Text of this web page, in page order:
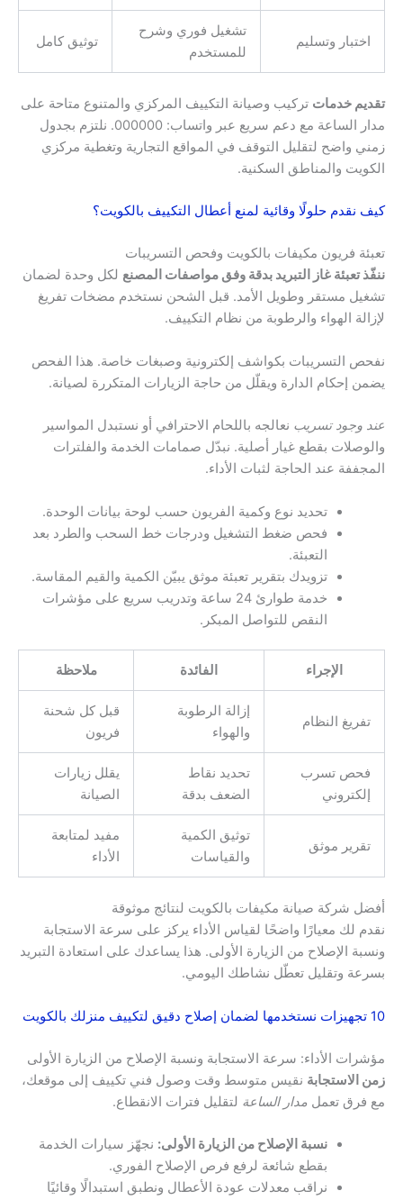
اختبار وتسليم
تشغيل فوري وشرح
للمستخدم
توثيق كامل
تقديم خدمات تركيب وصيانة التكييف المركزي والمتنوع متاحة على
مدار الساعة مع دعم سريع عبر واتساب: 000000. نلتزم بجدول
زمني واضح لتقليل التوقف في المواقع التجارية وتغطية مركزي
الكويت والمناطق السكنية.
كيف نقدم حلولًا وقائية لمنع أعطال التكييف بالكويت؟
تعبئة فريون مكيفات بالكويت وفحص التسريبات
ننفّذ تعبئة غاز التبريد بدقة وفق مواصفات المصنع لكل وحدة لضمان
تشغيل مستقر وطويل الأمد. قبل الشحن نستخدم مضخات تفريغ
لإزالة الهواء والرطوبة من نظام التكييف.
نفحص التسريبات بكواشف إلكترونية وصبغات خاصة. هذا الفحص
يضمن إحكام الدارة ويقلّل من حاجة الزيارات المتكررة لصيانة.
عند وجود تسريب نعالجه باللحام الاحترافي أو نستبدل المواسير
والوصلات بقطع غيار أصلية. نبدّل صمامات الخدمة والفلترات
المجففة عند الحاجة لثبات الأداء.
تحديد نوع وكمية الفريون حسب لوحة بيانات الوحدة.
فحص ضغط التشغيل ودرجات خط السحب والطرد بعد
التعبئة.
تزويدك بتقرير تعبئة موثق يبيّن الكمية والقيم المقاسة.
خدمة طوارئ 24 ساعة وتدريب سريع على مؤشرات
النقص للتواصل المبكر.
الإجراء الفائدة ملاحظة
تفريغ النظام
إزالة الرطوبة
والهواء
قبل كل شحنة
فريون
فحص تسرب
إلكتروني
تحديد نقاط
الضعف بدقة
يقلل زيارات
الصيانة
تقرير موثق
توثيق الكمية
والقياسات
مفيد لمتابعة
الأداء
أفضل شركة صيانة مكيفات بالكويت لنتائج موثوقة
نقدم لك معيارًا واضحًا لقياس الأداء يركز على سرعة الاستجابة
ونسبة الإصلاح من الزيارة الأولى. هذا يساعدك على استعادة التبريد
بسرعة وتقليل تعطّل نشاطك اليومي.
10 تجهيزات نستخدمها لضمان إصلاح دقيق لتكييف منزلك بالكويت
مؤشرات الأداء: سرعة الاستجابة ونسبة الإصلاح من الزيارة الأولى
زمن الاستجابة نقيس متوسط وقت وصول فني تكييف إلى موقعك،
مع فرق تعمل مدار الساعة لتقليل فترات الانقطاع.
نسبة الإصلاح من الزيارة الأولى: نجهّز سيارات الخدمة
بقطع شائعة لرفع فرص الإصلاح الفوري.
نراقب معدلات عودة الأعطال ونطبق استبدالًا وقائيًا